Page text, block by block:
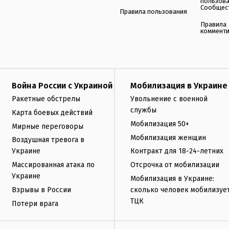
Правила пользования
Правила
Война России с Украиной
Ракетные обстрелы
Карта боевых действий
Мирные переговоры
Воздушная тревога в
Украине
Массированная атака по
Украине
Взрывы в России
Потери врага
Мобилизация в Украине
Увольнение с военной
службы
Мобилизация 50+
Мобилизация женщин
Контракт для 18-24-летних
Отсрочка от мобилизации
Мобилизация в Украине:
сколько человек
ТЦК